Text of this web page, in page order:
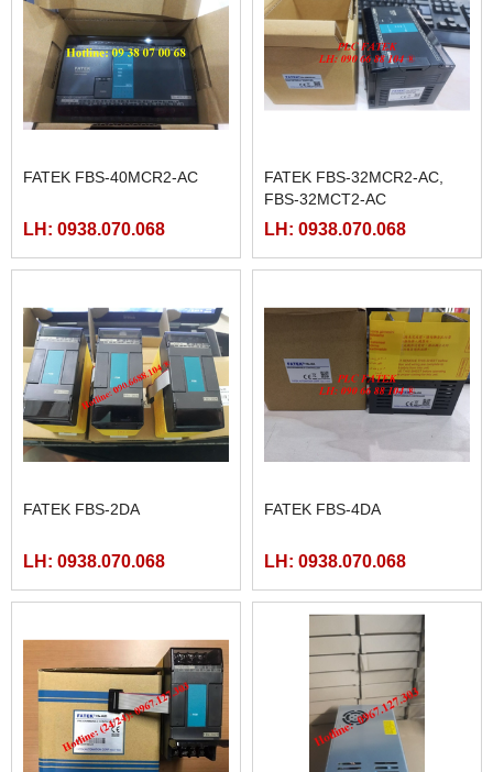
FATEK FBS-40MCR2-AC
LH: 0938.070.068
FATEK FBS-32MCR2-AC,
FBS-32MCT2-AC
LH: 0938.070.068
FATEK FBS-2DA
LH: 0938.070.068
FATEK FBS-4DA
LH: 0938.070.068